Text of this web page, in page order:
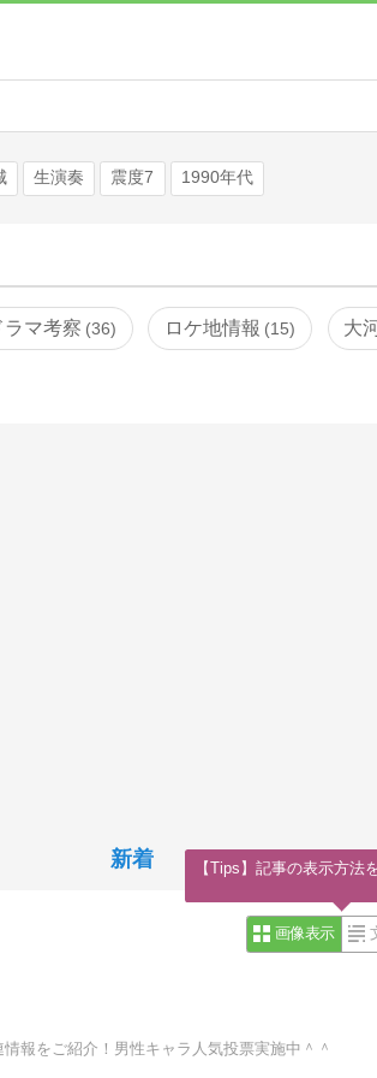
生演奏 震度7 1990年代
ラマ考察 36 ロケ地情報 15 大
新着
画像表示
報をご紹介！男性キャラ人気投票実施中＾＾
【Tips】記事の表示方法